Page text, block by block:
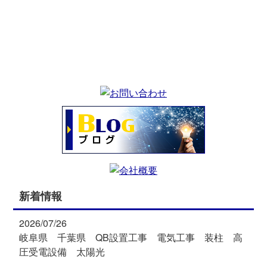
新着情報
2026/07/26
岐阜県 千葉県 QB設置工事 電気工事 装柱 高
圧受電設備 太陽光